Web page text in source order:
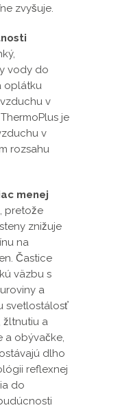
zvyšuje.
vody do
oplátku
v
je
v
rozsahu
menej
pretože
znižuje
na
Častice
väzbu s
a
svetlostálosť
žltnutiu a
a obývačke,
dlho
reflexnej
do